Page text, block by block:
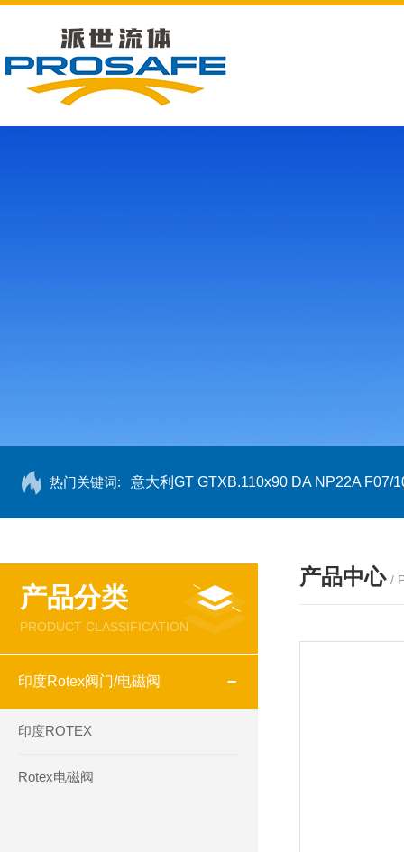
热门关键词: 意大利GT GTXB.110x90 DA NP22A F07/
产品分类
PRODUCT CLASSIFICATION
印度Rotex阀门/电磁阀
印度ROTEX
Rotex电磁阀
产品中心 /